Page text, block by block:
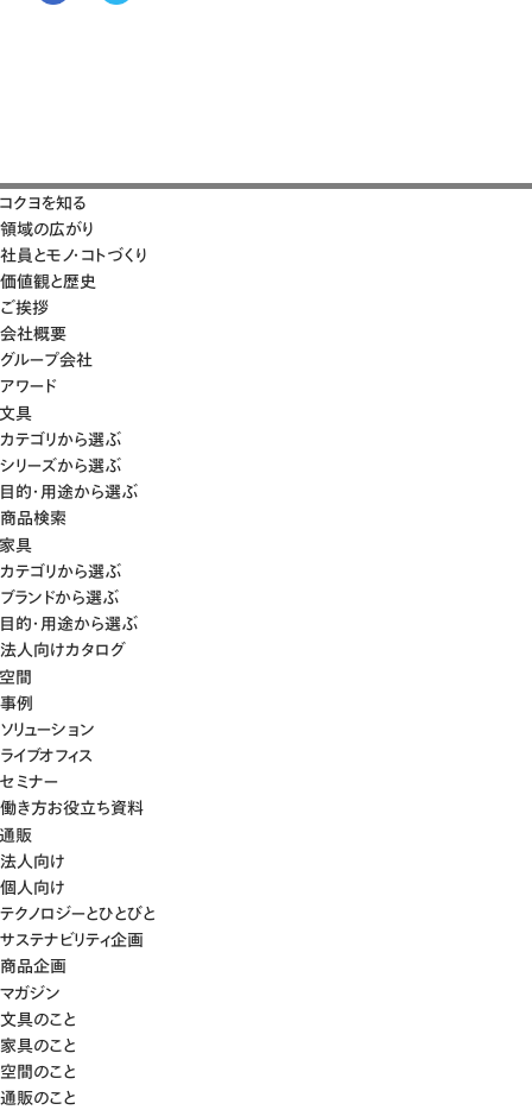
コクヨを知る
領域の広がり
社員とモノ・コトづくり
価値観と歴史
ご挨拶
会社概要
グループ会社
アワード
文具
カテゴリから選ぶ
シリーズから選ぶ
目的・用途から選ぶ
商品検索
家具
カテゴリから選ぶ
ブランドから選ぶ
目的・用途から選ぶ
法人向けカタログ
空間
事例
ソリューション
ライブオフィス
セミナー
働き方お役立ち資料
通販
法人向け
個人向け
テクノロジーとひとびと
サステナビリティ企画
商品企画
マガジン
文具のこと
家具のこと
空間のこと
通販のこと